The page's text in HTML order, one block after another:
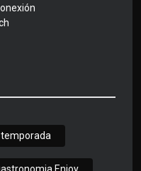
temporada